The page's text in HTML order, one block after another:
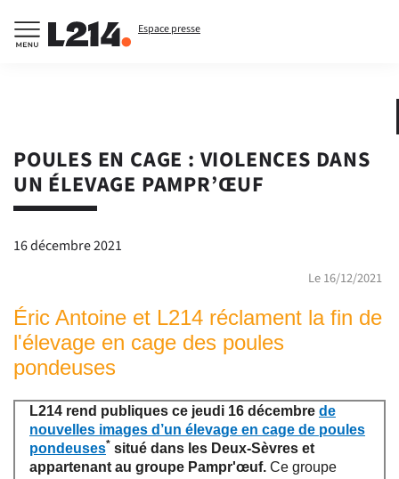
Espace presse
POULES EN CAGE : VIOLENCES DANS
UN ÉLEVAGE PAMPR’ŒUF
16 décembre 2021
Le 16/12/2021
Éric Antoine et L214 réclament la fin de
l'élevage en cage des poules
pondeuses
L214 rend publiques ce jeudi 16 décembre de
nouvelles images d’un élevage en cage de poules
pondeuses* situé dans les Deux-Sèvres et
appartenant au groupe Pampr'œuf. Ce groupe